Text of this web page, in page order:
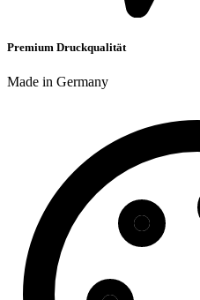
Premium Druckqualität
Made in Germany